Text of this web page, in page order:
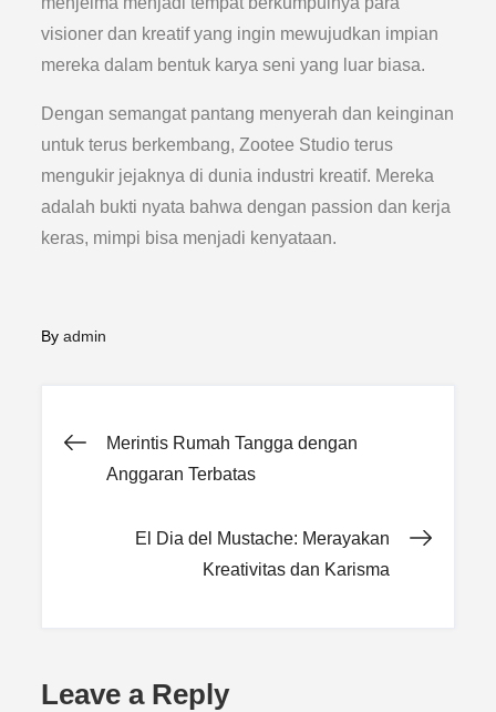
visioner dan kreatif yang ingin mewujudkan impian
mereka dalam bentuk karya seni yang luar biasa.
Dengan semangat pantang menyerah dan keinginan
untuk terus berkembang, Zootee Studio terus
mengukir jejaknya di dunia industri kreatif. Mereka
adalah bukti nyata bahwa dengan passion dan kerja
keras, mimpi bisa menjadi kenyataan.
Byadmin
Post
Merintis Rumah Tangga dengan
Anggaran Terbatas
El Dia del Mustache: Merayakan
Kreativitas dan Karisma
Leave a Reply